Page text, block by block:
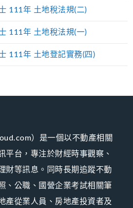
111年 土地稅法規(二)
111年 土地稅法規(一)
111年 土地登記實務(四)
）是一個以不動產相關
平台，專注於財經時事觀察、
財等訊息。同時長期追蹤不動
、公職、國營企業考試相關筆
產從業人員、房地產投資者及